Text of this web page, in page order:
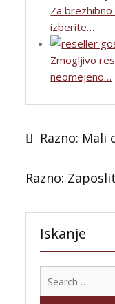
Za
izberite…
Zmogljivo
neomejeno…
navigation
Razno: Mali
Razno:
Iskanje